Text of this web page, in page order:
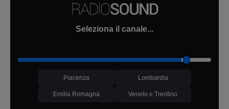
Seleziona il canale...
Piacenza Lombardia
Emilia Romagna Veneto e Trentino